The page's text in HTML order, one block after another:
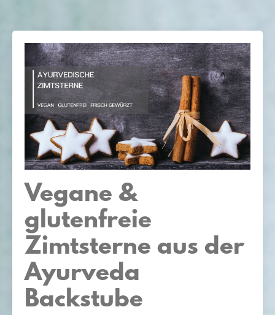
Vegane &
glutenfreie
Zimtsterne aus der
Ayurveda
Backstube